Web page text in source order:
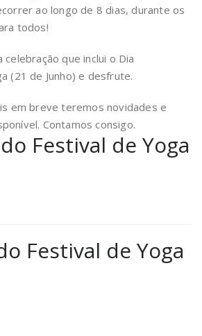
ao longo de 8 dias, durante os
todos!
que inclui o Dia
(21 de Junho) e desfrute.
em breve teremos novidades e
Contamos consigo.
Festival de Yoga
Festival de Yoga